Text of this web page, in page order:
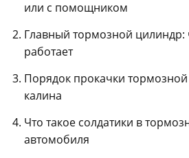
или с помощником
Главный тормозной цилиндр:
работает
Порядок прокачки
калина
Что такое солдатики в
автомобиля